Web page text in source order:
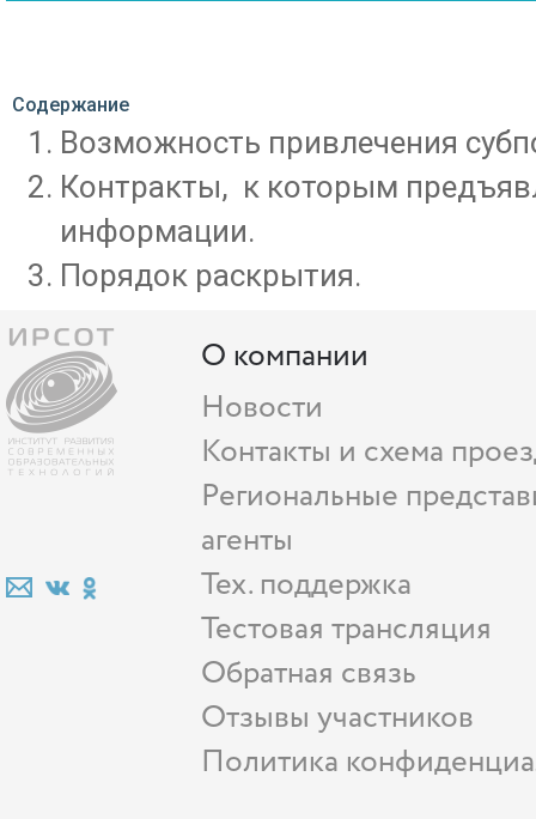
Содержание
Возможность привлечения
Контракты, к которым
информации.
Порядок раскрытия.
О компании
Новости
Контакты и схема
Региональные
агенты
Тех. поддержка
Тестовая трансляция
Обратная связь
Отзывы участников
Политика